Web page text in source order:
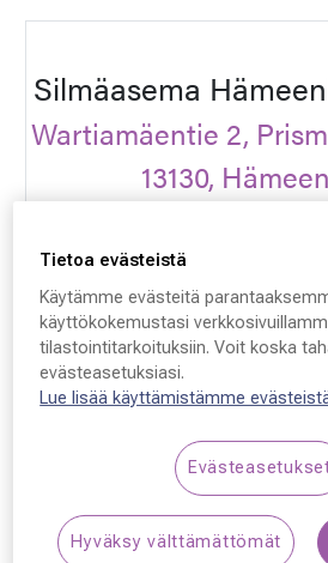
Silmäasema
Wartiamäentie 2,
13130,
VARAA AIKA
Ota yhteyttä
0207 122 233
Tietoa evästeistä
Käytämme evästeitä
käyttökokemustasi
tilastointitarkoituksiin. Voit koska
evästeasetuksiasi.
Lue lisää käyttämistämme
Hyväksy välttämättömät